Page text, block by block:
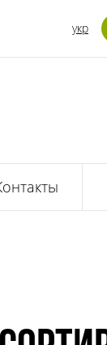
укр